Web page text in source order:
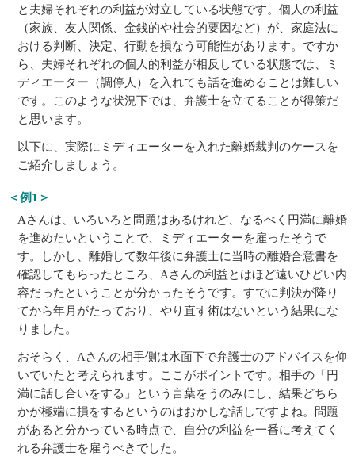
と夫婦それぞれの利益が対立している状態です。個人の利益
（家族、友人関係、金銭的や社会的要因など）が、家庭法に
おける判断、決定、行動を損なう可能性があります。ですか
ら、夫婦それぞれの個人的利益が相反している状態では、ミ
ディエーター（調停人）を入れても話を進めることは難しい
です。このような状況下では、弁護士を立てることが得策だ
と思います。
以下に、実際にミディエーターを入れた離婚裁判のケースを
ご紹介しましょう。
＜例1＞
Aさんは、いろいろと問題はあるけれど、なるべく円満に離婚
を進めたいということで、ミディエーターを雇ったそうで
す。しかし、離婚して数年後に弁護士に当時の離婚合意書を
確認してもらったところ、Aさんの利益とはほど遠いひどい内
容だったということが分かったそうです。すでに判決が降り
てから年月がたっており、やり直す術はないという結果にな
りました。
おそらく、Aさんの相手側は水面下で弁護士のアドバイスを仰
いでいたと考えられます。ここがポイントです。相手の「円
満に話し合いをする」という言葉をうのみにし、結果どちら
かが極端に損をするというのはおかしな話しですよね。問題
があると分かっている時点で、自分の利益を一番に考えてく
れる弁護士を雇うべきでした。